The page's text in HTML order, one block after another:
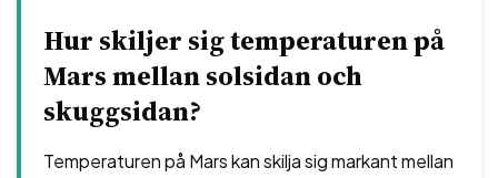
Hur skiljer sig temperaturen på
Mars mellan solsidan och
skuggsidan?
Temperaturen på Mars kan skilja sig markant mellan